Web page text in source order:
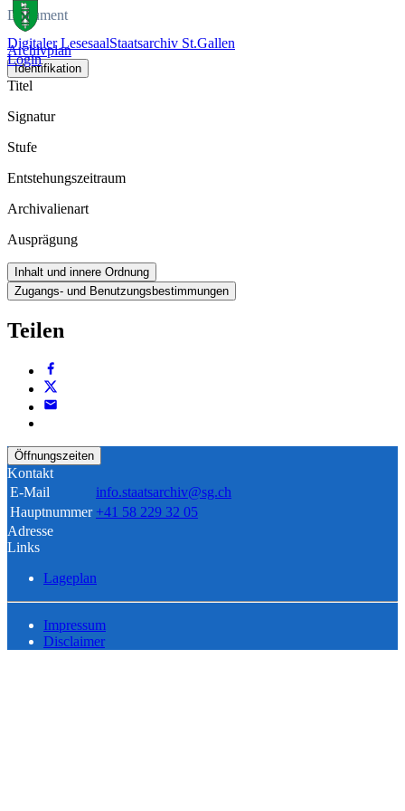
Digitaler LesesaalStaatsarchiv St.Gallen
Login
Dokument
Archivplan
Identifikation
Titel
Signatur
Stufe
Entstehungszeitraum
Archivalienart
Ausprägung
Inhalt und innere Ordnung
Zugangs- und Benutzungsbestimmungen
Teilen
Öffnungszeiten
Kontakt
E-Mail
info.staatsarchiv@sg.ch
Hauptnummer +41 58 229 32 05
Adresse
Links
Lageplan
Impressum
Disclaimer